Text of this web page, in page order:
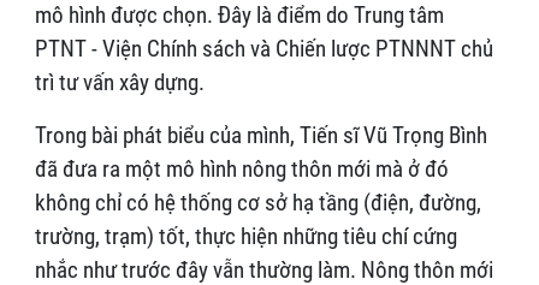
mô hình được chọn. Đây là điểm do Trung tâm
PTNT - Viện Chính sách và Chiến lược PTNNNT chủ
trì tư vấn xây dựng.
Trong bài phát biểu của mình, Tiến sĩ Vũ Trọng Bình
đã đưa ra một mô hình nông thôn mới mà ở đó
không chỉ có hệ thống cơ sở hạ tầng (điện, đường,
trường, trạm) tốt, thực hiện những tiêu chí cứng
nhắc như trước đây vẫn thường làm. Nông thôn mới